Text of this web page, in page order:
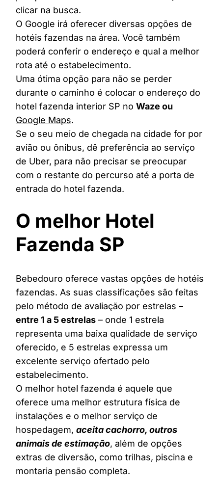
clicar na busca.
O Google irá oferecer diversas opções de
hotéis fazendas na área. Você também
poderá conferir o endereço e qual a melhor
rota até o estabelecimento.
Uma ótima opção para não se perder
durante o caminho é colocar o endereço do
hotel fazenda interior SP no Waze ou
Google Maps.
Se o seu meio de chegada na cidade for por
avião ou ônibus, dê preferência ao serviço
de Uber, para não precisar se preocupar
com o restante do percurso até a porta de
entrada do hotel fazenda.
O melhor Hotel
Fazenda SP
Bebedouro oferece vastas opções de hotéis
fazendas. As suas classificações são feitas
pelo método de avaliação por estrelas –
entre 1 a 5 estrelas – onde 1 estrela
representa uma baixa qualidade de serviço
oferecido, e 5 estrelas expressa um
excelente serviço ofertado pelo
estabelecimento.
O melhor hotel fazenda é aquele que
oferece uma melhor estrutura física de
instalações e o melhor serviço de
hospedagem, aceita cachorro, outros
animais de estimação, além de opções
extras de diversão, como trilhas, piscina e
montaria pensão completa.